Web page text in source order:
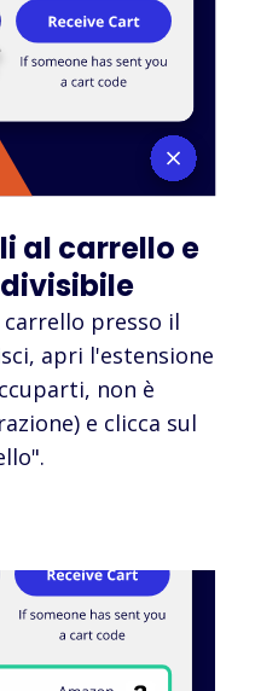
al carrello e
presso il
apri l'estensione
non è
e clicca sul